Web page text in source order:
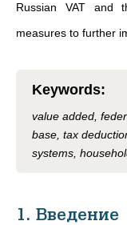
Russian VAT and
measures to further
Keywords:
value added,
base, tax
systems,
1. Введение